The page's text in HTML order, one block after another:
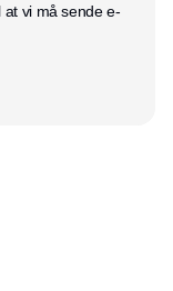
vi må sende e-